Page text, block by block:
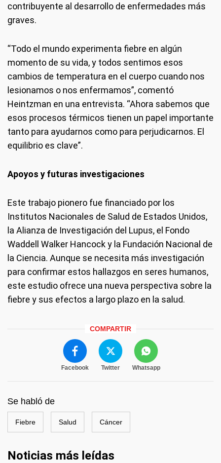
contribuyente al desarrollo de enfermedades más
graves.
“Todo el mundo experimenta fiebre en algún
momento de su vida, y todos sentimos esos
cambios de temperatura en el cuerpo cuando nos
lesionamos o nos enfermamos”, comentó
Heintzman en una entrevista. “Ahora sabemos que
esos procesos térmicos tienen un papel importante
tanto para ayudarnos como para perjudicarnos. El
equilibrio es clave”.
Apoyos y futuras investigaciones
Este trabajo pionero fue financiado por los
Institutos Nacionales de Salud de Estados Unidos,
la Alianza de Investigación del Lupus, el Fondo
Waddell Walker Hancock y la Fundación Nacional de
la Ciencia. Aunque se necesita más investigación
para confirmar estos hallazgos en seres humanos,
este estudio ofrece una nueva perspectiva sobre la
fiebre y sus efectos a largo plazo en la salud.
COMPARTIR
Facebook Twitter Whatsapp
Se habló de
Fiebre Salud Cáncer
Noticias más leídas